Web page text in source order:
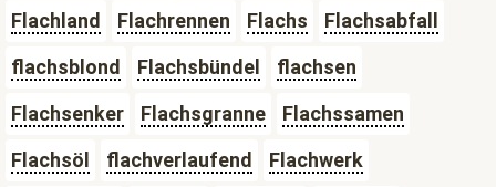
Flachland
Flachrennen Flachs
Flachsabfall
flachsblond
Flachsbündel
flachsen
Flachsenker
Flachsgranne
Flachssamen
Flachsöl
flachverlaufend
Flachwerk